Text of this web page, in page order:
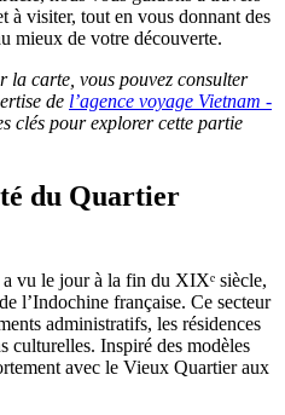
à visiter, tout en vous donnant des
mieux de votre découverte.
la carte, vous pouvez consulter
de l’agence voyage Vietnam -
clés pour explorer cette partie
du Quartier
a vu le jour à la fin du XIXᵉ siècle,
l’Indochine française. Ce secteur
administratifs, les résidences
culturelles. Inspiré des modèles
avec le Vieux Quartier aux